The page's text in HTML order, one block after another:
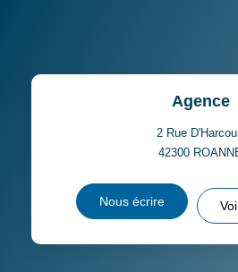
DISTANCE DE L'AÉROPORT :
Agence
2 Rue
42300
Nous écrire